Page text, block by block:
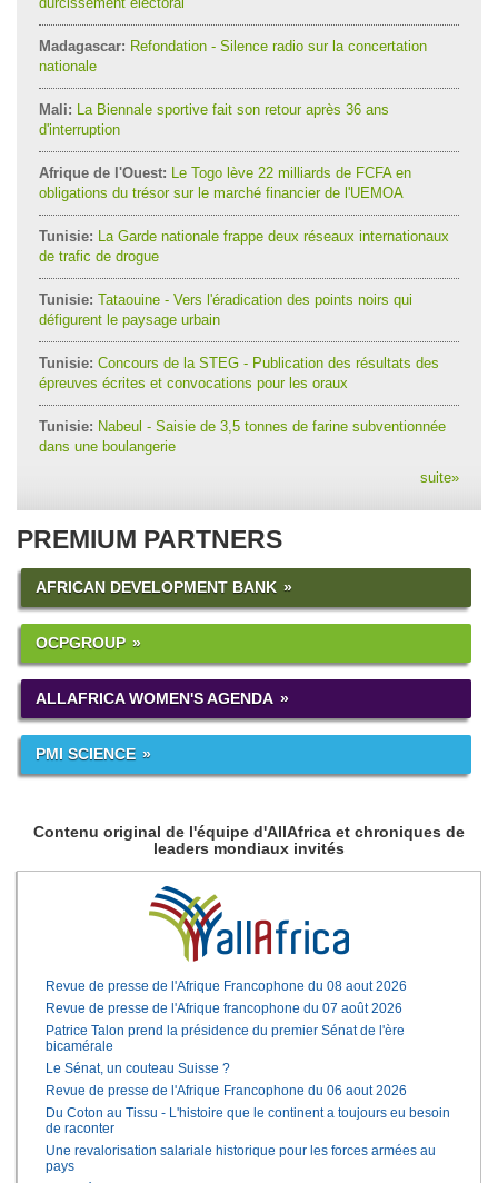
Madagascar: Refondation - Silence radio sur la concertation
nationale
Mali: La Biennale sportive fait son retour après 36 ans
d'interruption
Afrique de l'Ouest: Le Togo lève 22 milliards de FCFA en
obligations du trésor sur le marché financier de l'UEMOA
Tunisie: La Garde nationale frappe deux réseaux internationaux
de trafic de drogue
Tunisie: Tataouine - Vers l'éradication des points noirs qui
défigurent le paysage urbain
Tunisie: Concours de la STEG - Publication des résultats des
épreuves écrites et convocations pour les oraux
Tunisie: Nabeul - Saisie de 3,5 tonnes de farine subventionnée
dans une boulangerie
suite»
PREMIUM PARTNERS
AFRICAN DEVELOPMENT BANK
OCPGROUP
ALLAFRICA WOMEN'S AGENDA
PMI SCIENCE
Contenu original de l'équipe d'AllAfrica et chroniques de
leaders mondiaux invités
Revue de presse de l'Afrique Francophone du 08 aout 2026
Revue de presse de l'Afrique francophone du 07 août 2026
Patrice Talon prend la présidence du premier Sénat de l'ère
bicamérale
Le Sénat, un couteau Suisse ?
Revue de presse de l'Afrique Francophone du 06 aout 2026
Du Coton au Tissu - L'histoire que le continent a toujours eu besoin
de raconter
Une revalorisation salariale historique pour les forces armées au
pays